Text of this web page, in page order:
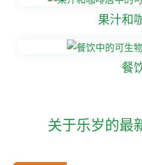
果汁和
餐
关于乐岁的最